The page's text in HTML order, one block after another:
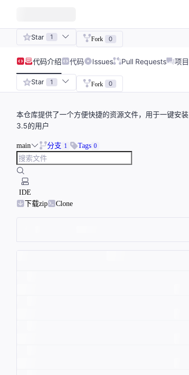
Star 1 Fork 0
代码介绍 代码 Issues Pull Requests 项
Star 1 Fork 0
本仓库提供了一个方便快捷的资源文件，用于一键安
3.5的用户
main 分支 1 Tags 0
IDE
下载zip
Clone